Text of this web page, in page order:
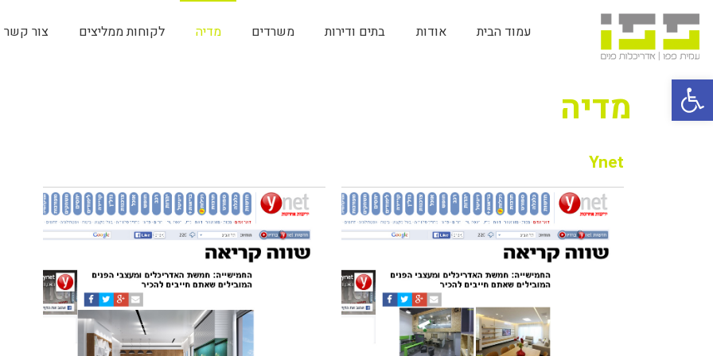
פתח סרגל נגישות
עמוד הבית אודות בתים ודירות משרדים מדיה לקוחות ממליצים צור קשר
מדיה
Ynet